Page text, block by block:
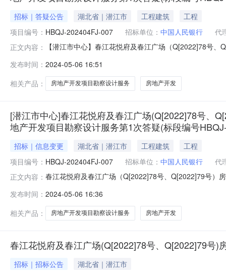
招标｜答疑公告 湖北省｜潜江市 工程建筑
工程
项目编号： HBQJ-202404FJ-007 招标单位： 中国人民银行
代
正文内容：
【潜江市中心】春江花悦府及春江广场（Q[2022]78号
202404FJ-007春江花悦府及春江广场(Q[2022]78号、
发布时间： 2024-05-06 16:51
相关产品：
房地产开发项目勘察设计服务 房地产开发
[潜江市中心]春江花悦府及春江广场(Q[2022]78号、
地产开发项目勘察设计服务第1次答疑(标段编号
招标｜信息变更 湖北省｜潜江市 工程建筑
工程
项目编号： HBQJ-202404FJ-007 招标单位： 中国人民银行
代
正文内容： 春江花悦府及春江广场（Q[2022]78号、Q[2022]79号）
（cad格式文件）及本项目的勘察、设计任务书。答：用
发布时间： 2024-05-06 16:36
相关产品：
房地产开发项目勘察设计服务 房地产开发
春江花悦府及春江广场(Q[2022]78号、Q[2022]79号
招标｜招标公告
湖北省｜潜江市